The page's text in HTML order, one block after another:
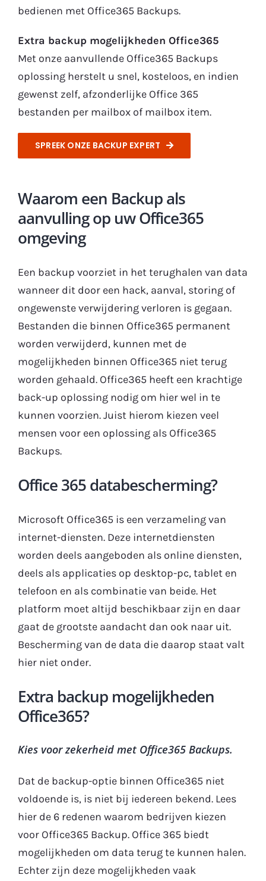
bedienen met Office365 Backups.
Extra backup mogelijkheden Office365
Met onze aanvullende Office365 Backups
oplossing herstelt u snel, kosteloos, en indien
gewenst zelf, afzonderlijke Office 365
bestanden per mailbox of mailbox item.
SPREEK ONZE BACKUP EXPERT
Waarom een Backup als
aanvulling op uw Office365
omgeving
Een backup voorziet in het terughalen van data
wanneer dit door een hack, aanval, storing of
ongewenste verwijdering verloren is gegaan.
Bestanden die binnen Office365 permanent
worden verwijderd, kunnen met de
mogelijkheden binnen Office365 niet terug
worden gehaald. Office365 heeft een krachtige
back-up oplossing nodig om hier wel in te
kunnen voorzien. Juist hierom kiezen veel
mensen voor een oplossing als Office365
Backups.
Office 365 databescherming?
Microsoft Office365 is een verzameling van
internet-diensten. Deze internetdiensten
worden deels aangeboden als online diensten,
deels als applicaties op desktop-pc, tablet en
telefoon en als combinatie van beide. Het
platform moet altijd beschikbaar zijn en daar
gaat de grootste aandacht dan ook naar uit.
Bescherming van de data die daarop staat valt
hier niet onder.
Extra backup mogelijkheden
Office365?
Kies voor zekerheid met Office365 Backups.
Dat de backup-optie binnen Office365 niet
voldoende is, is niet bij iedereen bekend. Lees
hier de 6 redenen waarom bedrijven kiezen
voor Office365 Backup. Office 365 biedt
mogelijkheden om data terug te kunnen halen.
Echter zijn deze mogelijkheden vaak